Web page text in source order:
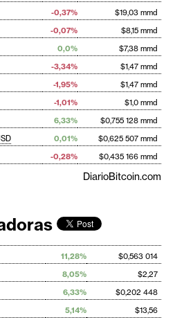
-0,37%
$19,03 mmd
-0,07%
$8,15 mmd
0,0%
$7,38 mmd
-3,34%
$1,47 mmd
-1,95%
$1,47 mmd
-1,01%
$1,0 mmd
6,33%
$0,755 128 mmd
0,01%
$0,625 507 mmd
-0,28% $0,435 166 mmd
DiarioBitcoin.com
11,28%
$0,563 014
8,05%
$2,27
6,33%
$0,202 448
5,14% $13,56